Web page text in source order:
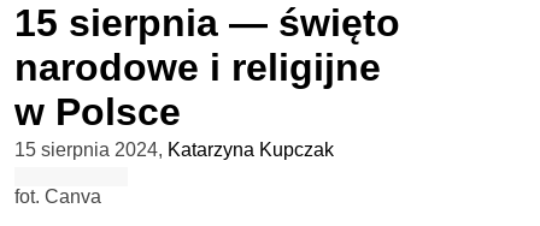
15 sierpnia — święto
narodowe i religijne
w Polsce
15 sierpnia 2024, Katarzyna Kupczak
fot. Canva